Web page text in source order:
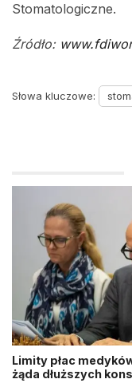
Stomatologiczne.
Źródło:
Słowa kluczowe:
Limity płac
żąda dłuższych